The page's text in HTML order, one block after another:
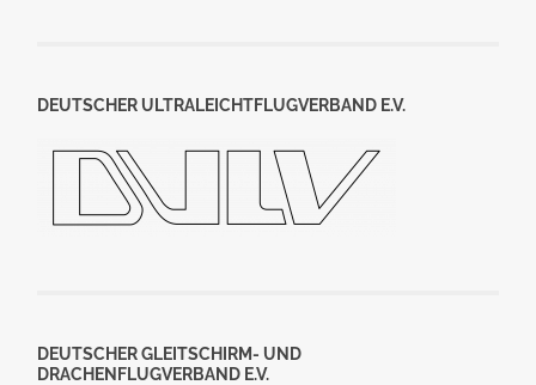
DEUTSCHER ULTRALEICHTFLUGVERBAND E.V.
DEUTSCHER GLEITSCHIRM- UND
DRACHENFLUGVERBAND E.V.